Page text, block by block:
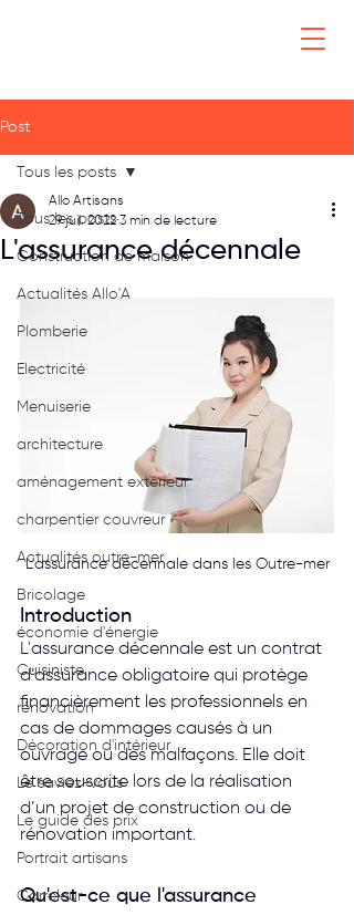
Post
Tous les posts
Construction de maison
Actualités Allo'A
Plomberie
Electricité
Menuiserie
architecture
aménagement extérieur
charpentier couvreur
Actualités outre-mer
Bricolage
économie d'énergie
Cuisiniste
rénovation
Décoration d'intérieur
Le saviez-vous
Le guide des prix
Portrait artisans
Carreleur
Tous les posts
L'assurance décennale
Allo Artisans
29 juil. 2022 3 min de lecture
L'assurance décennale dans les Outre-mer
Introduction
L'assurance décennale est un contrat
d’assurance obligatoire qui protège
financièrement les professionnels en
cas de dommages causés à un
ouvrage ou des malfaçons. Elle doit
être souscrite lors de la réalisation
d’un projet de construction ou de
rénovation important.
Qu'est-ce que l'assurance